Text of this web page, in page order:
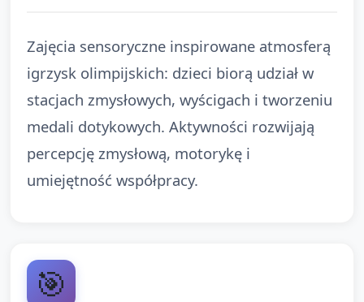
Zajęcia sensoryczne inspirowane atmosferą
igrzysk olimpijskich: dzieci biorą udział w
stacjach zmysłowych, wyścigach i tworzeniu
medali dotykowych. Aktywności rozwijają
percepcję zmysłową, motorykę i
umiejętność współpracy.
🎯